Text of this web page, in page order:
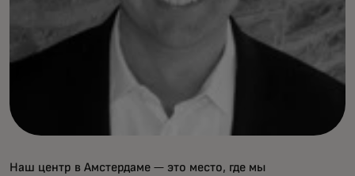
Наш центр в Амстердаме — это место, где мы